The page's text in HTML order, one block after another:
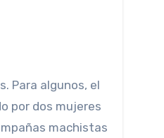
Para algunos, el
por dos mujeres
machistas